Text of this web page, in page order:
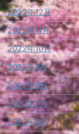
2022年12月
2022年11月
2022年10月
2022年9月
2022年8月
2022年7月
2022年6月